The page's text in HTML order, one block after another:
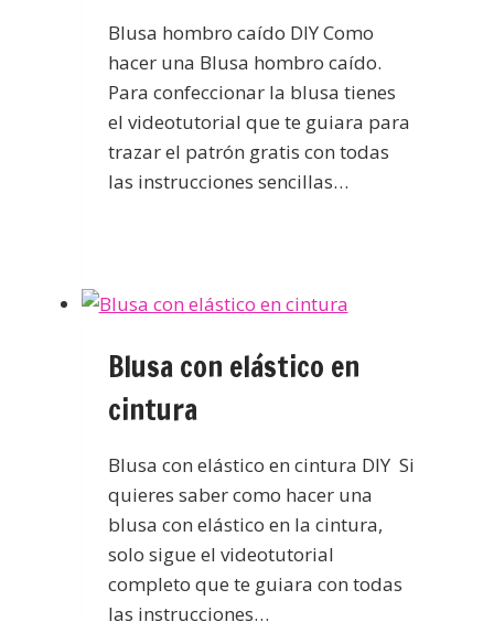
Blusa hombro caído DIY Como
hacer una Blusa hombro caído.
Para confeccionar la blusa tienes
el videotutorial que te guiara para
trazar el patrón gratis con todas
las instrucciones sencillas…
Blusa con elástico en
cintura
Blusa con elástico en cintura DIY Si
quieres saber como hacer una
blusa con elástico en la cintura,
solo sigue el videotutorial
completo que te guiara con todas
las instrucciones…